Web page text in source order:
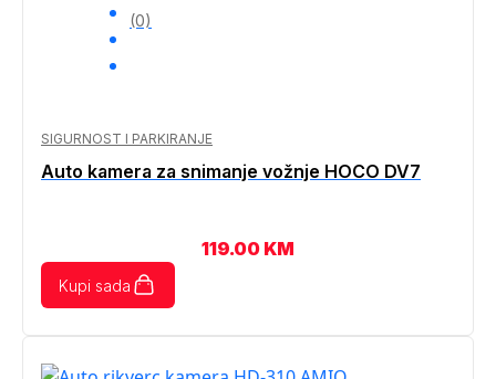
(0)
SIGURNOST I PARKIRANJE
Auto kamera za snimanje vožnje HOCO DV7
119.00 KM
Kupi sada